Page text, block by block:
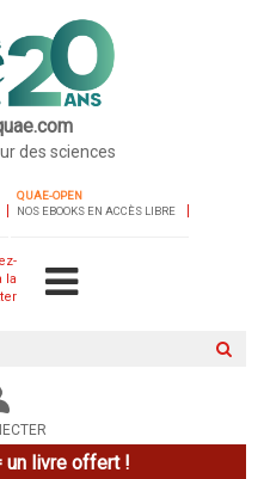
des sciences
QUAE-OPEN
NOS EBOOKS EN ACCÈS LIBRE
la
un livre offert !